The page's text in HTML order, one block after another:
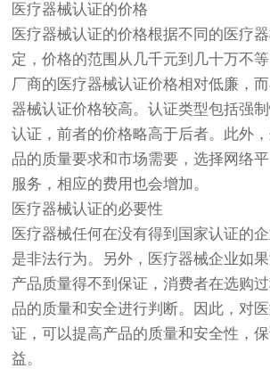
医疗器械认证的价格
医疗器械认证的价格根据不同的医疗
定，价格的范围从几千元到几十万不
厂商的医疗器械认证价格相对低廉，
器械认证价格较高。认证类型包括强
认证，前者的价格略高于后者。此外
品的质量要求和市场需要，选择网络
服务，相应的费用也会增加。
医疗器械认证的必要性
医疗器械任何在没有得到国家认证的
是非法行为。另外，医疗器械企业如
产品质量得不到保证，消费者在选购
品的质量和安全进行判断。因此，对
证，可以提高产品的质量和安全性，
益。